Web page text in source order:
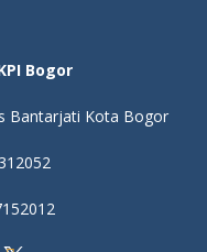
Bogor
Bantarjati Kota Bogor